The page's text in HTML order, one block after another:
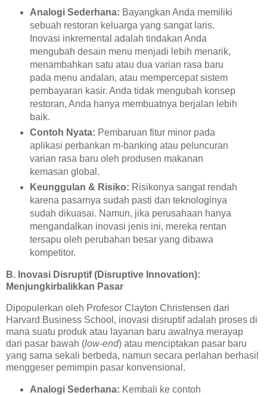
Analogi Sederhana: Bayangkan Anda memiliki
sebuah restoran keluarga yang sangat laris.
Inovasi inkremental adalah tindakan Anda
mengubah desain menu menjadi lebih menarik,
menambahkan satu atau dua varian rasa baru
pada menu andalan, atau mempercepat sistem
pembayaran kasir. Anda tidak mengubah konsep
restoran, Anda hanya membuatnya berjalan lebih
baik.
Contoh Nyata: Pembaruan fitur minor pada
aplikasi perbankan m-banking atau peluncuran
varian rasa baru oleh produsen makanan
kemasan global.
Keunggulan & Risiko: Risikonya sangat rendah
karena pasarnya sudah pasti dan teknologinya
sudah dikuasai. Namun, jika perusahaan hanya
mengandalkan inovasi jenis ini, mereka rentan
tersapu oleh perubahan besar yang dibawa
kompetitor.
B. Inovasi Disruptif (Disruptive Innovation):
Menjungkirbalikkan Pasar
Dipopulerkan oleh Profesor Clayton Christensen dari
Harvard Business School, inovasi disruptif adalah proses di
mana suatu produk atau layanan baru awalnya merayap
dari pasar bawah (low-end) atau menciptakan pasar baru
yang sama sekali berbeda, namun secara perlahan berhasil
menggeser pemimpin pasar konvensional.
Analogi Sederhana: Kembali ke contoh